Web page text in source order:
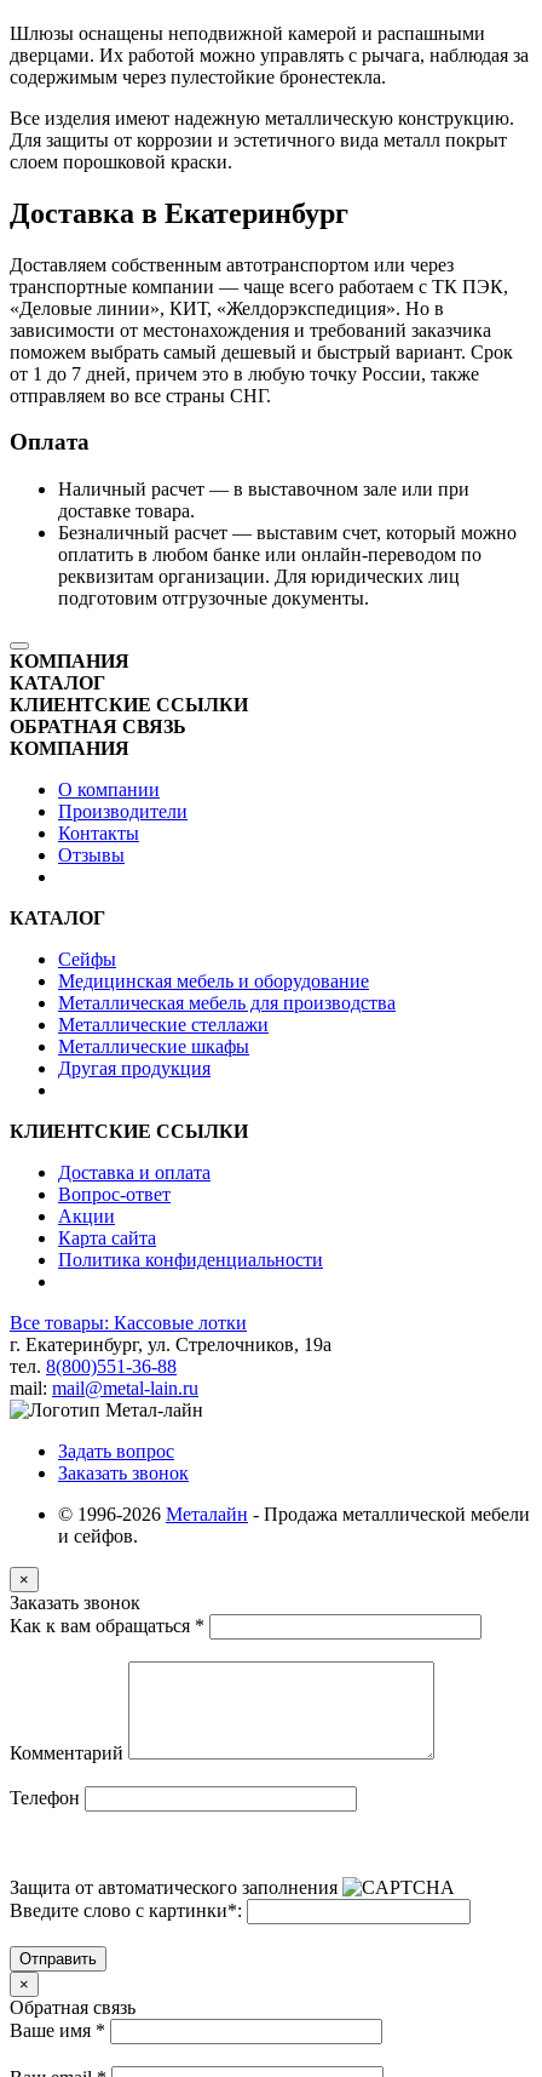
Шлюзы оснащены неподвижной камерой и распашными
дверцами. Их работой можно управлять с рычага, наблюдая за
содержимым через пулестойкие бронестекла.
Все изделия имеют надежную металлическую конструкцию.
Для защиты от коррозии и эстетичного вида металл покрыт
слоем порошковой краски.
Доставка в Екатеринбург
Доставляем собственным автотранспортом или через
транспортные компании — чаще всего работаем с ТК ПЭК,
«Деловые линии», КИТ, «Желдорэкспедиция». Но в
зависимости от местонахождения и требований заказчика
поможем выбрать самый дешевый и быстрый вариант. Срок
от 1 до 7 дней, причем это в любую точку России, также
отправляем во все страны СНГ.
Оплата
Наличный расчет — в выставочном зале или при
доставке товара.
Безналичный расчет — выставим счет, который можно
оплатить в любом банке или онлайн-переводом по
реквизитам организации. Для юридических лиц
подготовим отгрузочные документы.
КОМПАНИЯ
КАТАЛОГ
КЛИЕНТСКИЕ ССЫЛКИ
ОБРАТНАЯ СВЯЗЬ
КОМПАНИЯ
О компании
Производители
Контакты
Отзывы
КАТАЛОГ
Сейфы
Медицинская мебель и оборудование
Металлическая мебель для производства
Металлические стеллажи
Металлические шкафы
Другая продукция
КЛИЕНТСКИЕ ССЫЛКИ
Доставка и оплата
Вопрос-ответ
Акции
Карта сайта
Политика конфиденциальности
Все товары: Кассовые лотки
г. Екатеринбург, ул. Стрелочников, 19а
тел. 8(800)551-36-88
mail: mail@metal-lain.ru
Задать вопрос
Заказать звонок
© 1996-2026 Металайн - Продажа металлической мебели
и сейфов.
×
Заказать звонок
Как к вам обращаться *
Комментарий
Телефон
Защита от автоматического заполнения
Введите слово с картинки*:
Отправить
×
Обратная связь
Ваше имя *